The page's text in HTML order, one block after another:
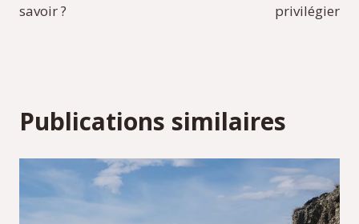
l’article
savoir ?
privilégier
Publications similaires